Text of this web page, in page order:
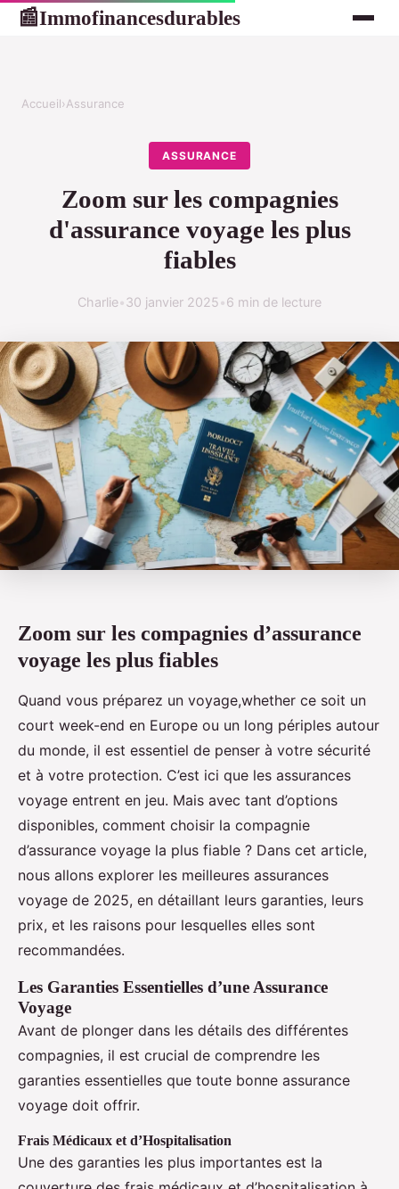
📰Immofinancesdurables
Accueil›Assurance
ASSURANCE
Zoom sur les compagnies
d'assurance voyage les plus
fiables
Charlie•30 janvier 2025•6 min de lecture
Zoom sur les compagnies d’assurance
voyage les plus fiables
Quand vous préparez un voyage,whether ce soit un
court week-end en Europe ou un long périples autour
du monde, il est essentiel de penser à votre sécurité
et à votre protection. C’est ici que les assurances
voyage entrent en jeu. Mais avec tant d’options
disponibles, comment choisir la compagnie
d’assurance voyage la plus fiable ? Dans cet article,
nous allons explorer les meilleures assurances
voyage de 2025, en détaillant leurs garanties, leurs
prix, et les raisons pour lesquelles elles sont
recommandées.
Les Garanties Essentielles d’une Assurance
Voyage
Avant de plonger dans les détails des différentes
compagnies, il est crucial de comprendre les
garanties essentielles que toute bonne assurance
voyage doit offrir.
Frais Médicaux et d’Hospitalisation
Une des garanties les plus importantes est la